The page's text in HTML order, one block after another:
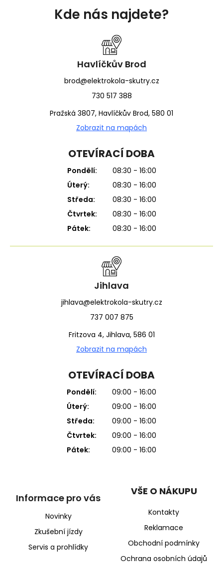
Kde nás najdete?
Havlíčkův Brod
brod@elektrokola-skutry.cz
730 517 388
Pražská 3807, Havlíčkův Brod, 580 01
Zobrazit na mapách
OTEVÍRACÍ DOBA
Pondělí:
08:30 - 16:00
Úterý:
08:30 - 16:00
Středa:
08:30 - 16:00
Čtvrtek:
08:30 - 16:00
Pátek:
08:30 - 16:00
Jihlava
jihlava@elektrokola-skutry.cz
737 007 875
Fritzova 4, Jihlava, 586 01
Zobrazit na mapách
OTEVÍRACÍ DOBA
Pondělí:
09:00 - 16:00
Úterý:
09:00 - 16:00
Středa:
09:00 - 16:00
Čtvrtek:
09:00 - 16:00
Pátek:
09:00 - 16:00
Informace pro vás
Novinky
Zkušební jízdy
Servis a prohlídky
VŠE O NÁKUPU
Kontakty
Reklamace
Obchodní podmínky
Ochrana osobních údajů